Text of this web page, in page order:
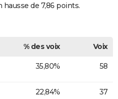
de 7,86 points.
% des voix
Voix
35,80% 58
22,84% 37